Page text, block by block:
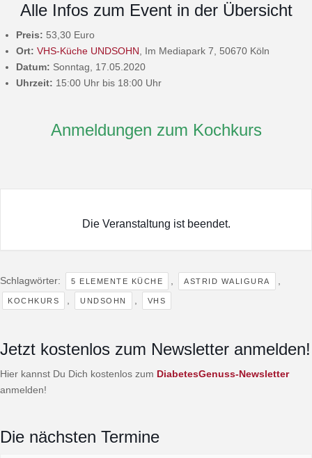
Alle Infos zum Event in der Übersicht
Preis: 53,30 Euro
Ort:VHS-Küche UNDSOHN, Im Mediapark 7, 50670 Köln
Datum: Sonntag, 17.05.2020
Uhrzeit: 15:00 Uhr bis 18:00 Uhr
Anmeldungen zum Kochkurs
Die Veranstaltung ist beendet.
Schlagwörter: 5 ELEMENTE KÜCHE , ASTRID WALIGURA ,
KOCHKURS , UNDSOHN , VHS
Jetzt kostenlos zum Newsletter anmelden!
Hier kannst Du Dich kostenlos zum DiabetesGenuss-Newsletter
anmelden!
Die nächsten Termine